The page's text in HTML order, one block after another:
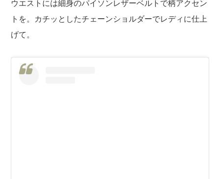
ウエストには細身のパイソンレザーベルトで柄アクセン
トを。カチッとしたチェーンショルダーでレディに仕上
げて。